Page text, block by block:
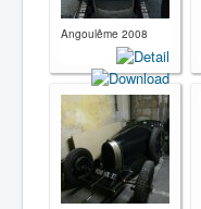
Angoulême 2008